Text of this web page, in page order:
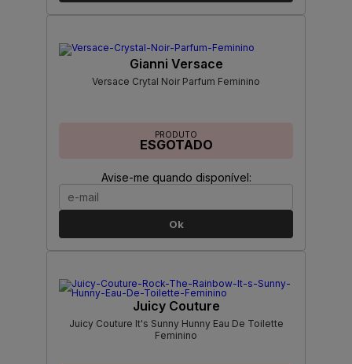
Gianni Versace
Versace Crytal Noir Parfum Feminino
PRODUTO
ESGOTADO
Avise-me quando disponível:
Ok
Juicy Couture
Juicy Couture It's Sunny Hunny Eau De Toilette
Feminino